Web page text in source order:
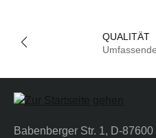
QUALITÄT
Babenberger Str. 1, D-